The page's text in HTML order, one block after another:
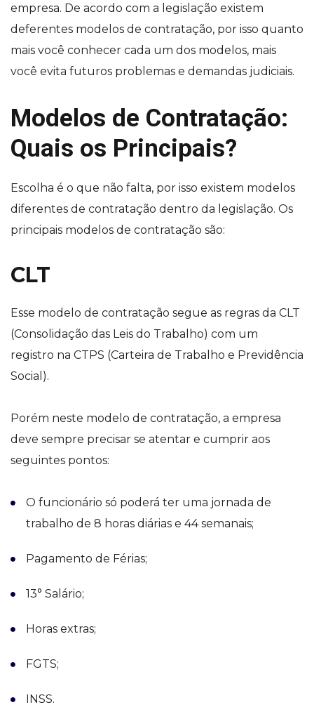
empresa. De acordo com a legislação existem
deferentes modelos de contratação, por isso quanto
mais você conhecer cada um dos modelos, mais
você evita futuros problemas e demandas judiciais.
Modelos de Contratação:
Quais os Principais?
Escolha é o que não falta, por isso existem modelos
diferentes de contratação dentro da legislação. Os
principais modelos de contratação são:
CLT
Esse modelo de contratação segue as regras da CLT
(Consolidação das Leis do Trabalho) com um
registro na CTPS (Carteira de Trabalho e Previdência
Social).
Porém neste modelo de contratação, a empresa
deve sempre precisar se atentar e cumprir aos
seguintes pontos:
O funcionário só poderá ter uma jornada de
trabalho de 8 horas diárias e 44 semanais;
Pagamento de Férias;
13° Salário;
Horas extras;
FGTS;
INSS.